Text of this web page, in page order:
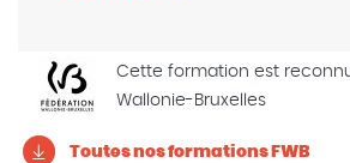
Cette formation est
Wallonie-Bruxelles
Toutes nos formations FWB